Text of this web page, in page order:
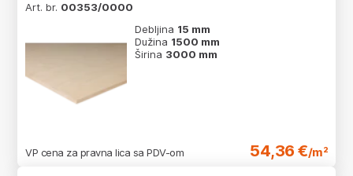
Art. br. 00353/0000
Debljina 15 mm
Dužina 1500 mm
Širina 3000 mm
VP cena za pravna lica sa PDV-om 54,36 €/m²